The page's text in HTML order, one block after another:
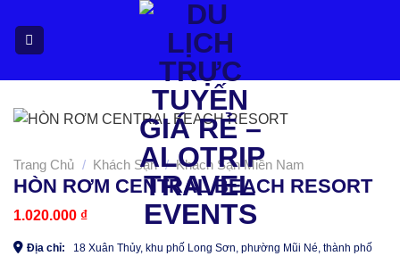
qua
nội
dung
Trang Chủ / Khách Sạn / Khách Sạn Miền Nam
HÒN RƠM CENTRAL BEACH RESORT
1.020.000 ₫
Địa chỉ:
18 Xuân Thủy, khu phố Long Sơn, phường Mũi Né, thành phố